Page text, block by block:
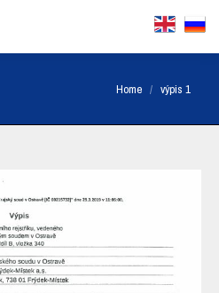
You are here:
Home výpis 1